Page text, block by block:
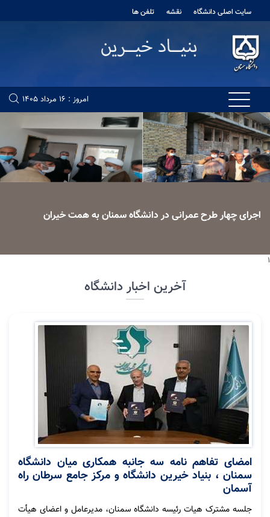
سایت اصلی دانشگاه نقشه تلفن ها
امروز : 16 مرداد 1405
اجرای چهار طرح عمرانی در دانشگاه سمنان به همت خیران
1
آخرین اخبار دانشگاه
امضای تفاهم نامه سه جانبه همکاری میان دانشگاه
سمنان ، بنیاد خیرین دانشگاه و مرکز جامع سرطان راه
آسمان
جلسه مشترک هیات رئیسه دانشگاه سمنان، مدیرعامل و اعضای هیأت